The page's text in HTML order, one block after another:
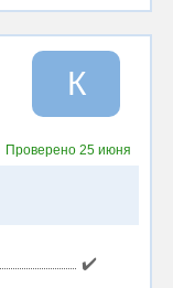
К
Проверено 25 июня
✔️